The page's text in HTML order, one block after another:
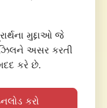
મુદ્દાઓ જે
અસર કરતી
કરે છે.
કરો